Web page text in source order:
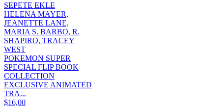
SEPETE EKLE
HELENA MAYER,
JEANETTE LANE,
MARIA S. BARBO, R.
SHAPIRO, TRACEY
WEST
POKEMON SUPER
SPECIAL FLIP BOOK
COLLECTION
EXCLUSIVE ANIMATED
TRA...
$16,00